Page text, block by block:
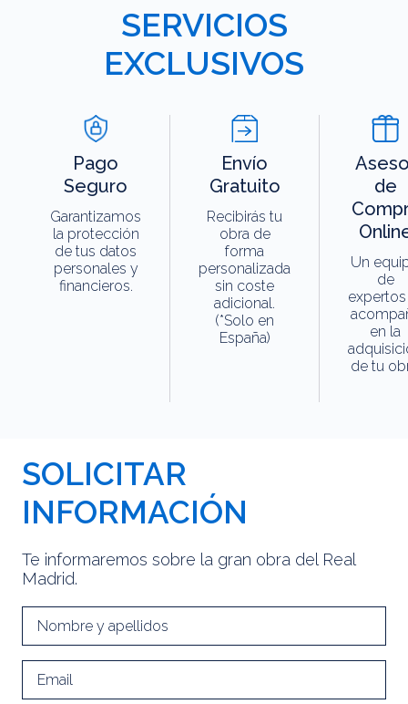
SERVICIOS
EXCLUSIVOS
Pago
Seguro
Garantizamos
la protección
de tus datos
personales y
financieros.
Envío
Gratuito
Recibirás tu
obra de
forma
personalizada
sin coste
adicional.
(*Solo en
España)
de
Un
de
en la
de tu
SOLICITAR
INFORMACIÓN
Te informaremos sobre la gran obra del Real
Madrid.